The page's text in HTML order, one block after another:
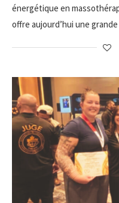
énergétique en
offre aujourd’hui une